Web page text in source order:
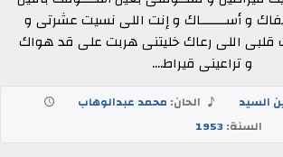
و أســـــــاك و إنت اللى نسيت عشرتى و
قلبى اللى رعاك خليتنى هربت على قد هواك
و تراعينى قيراط....
السيد الحان: محمد عبدالوهاب
السنة:1953